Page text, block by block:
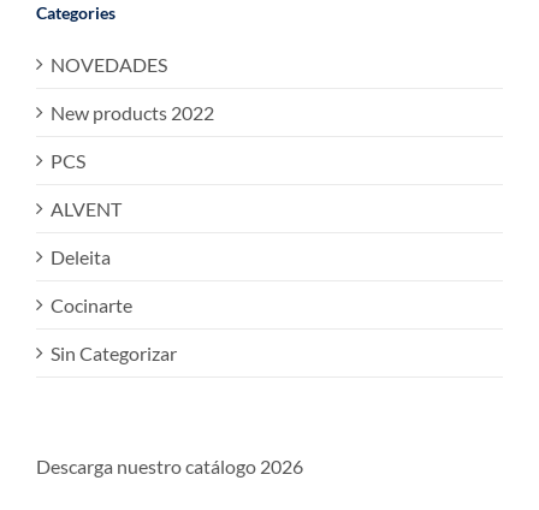
Categories
NOVEDADES
New products 2022
PCS
ALVENT
Deleita
Cocinarte
Sin Categorizar
Descarga nuestro catálogo 2026